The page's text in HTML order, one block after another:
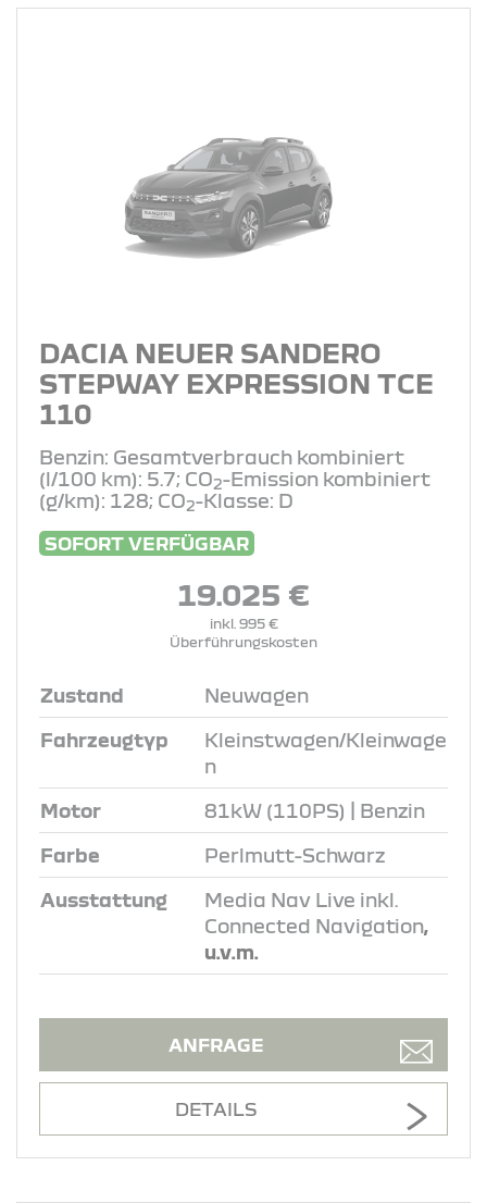
DACIA NEUER SANDERO
STEPWAY EXPRESSION TCE
110
Benzin: Gesamtverbrauch kombiniert
(l/100 km): 5.7; CO2-Emission kombiniert
(g/km): 128; CO2-Klasse: D
SOFORT VERFÜGBAR
19.025 €
inkl. 995 €
Überführungskosten
Zustand Neuwagen
Fahrzeugtyp
Kleinstwagen/Kleinwage
n
Motor 81kW (110PS) | Benzin
Farbe Perlmutt-Schwarz
Ausstattung
Media Nav Live inkl.
Connected Navigation,
u.v.m.
ANFRAGE
DETAILS